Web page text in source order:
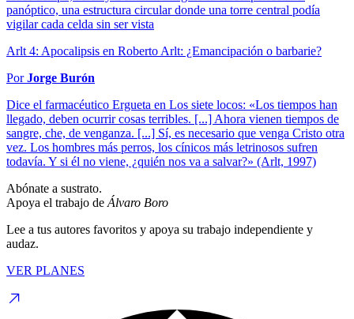
panóptico, una estructura circular donde una torre central podía
vigilar cada celda sin ser vista
Arlt 4: Apocalipsis en Roberto Arlt: ¿Emancipación o barbarie?
PorJorge Burón
Dice el farmacéutico Ergueta en Los siete locos: «Los tiempos han
llegado, deben ocurrir cosas terribles. [...] Ahora vienen tiempos de
sangre, che, de venganza. [...] Sí, es necesario que venga Cristo otra
vez. Los hombres más perros, los cínicos más letrinosos sufren
todavía. Y si él no viene, ¿quién nos va a salvar?» (Arlt, 1997)
Abónate a sustrato.
Apoya el trabajo de Álvaro Boro
Lee a tus autores favoritos y apoya su trabajo independiente y
audaz.
VER PLANES